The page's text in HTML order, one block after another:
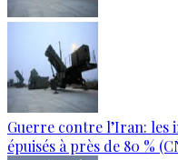
Guerre contre l’Iran: les
épuisés à près de 80 %